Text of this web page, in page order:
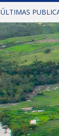
ÚLTIMAS